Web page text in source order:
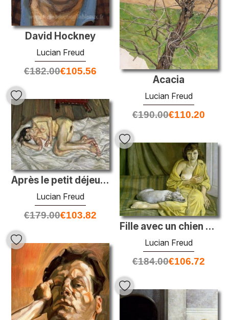
David Hockney
Lucian Freud
€182.00€105.56
Acacia
Lucian Freud
€190.00€110.20
Après le petit déjeuner
Lucian Freud
€179.00€103.82
Fille avec un chien blanc
Lucian Freud
€184.00€106.72